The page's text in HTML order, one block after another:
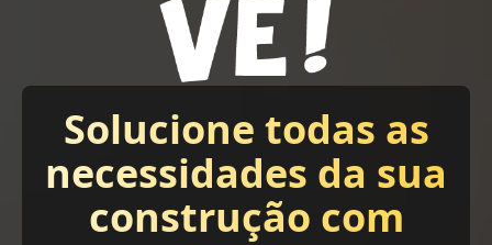
Solucione todas as
necessidades da sua
construção com